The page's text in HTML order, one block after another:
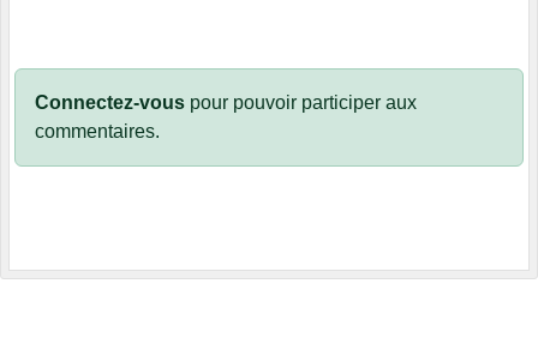
Connectez-vous pour pouvoir participer aux
commentaires.